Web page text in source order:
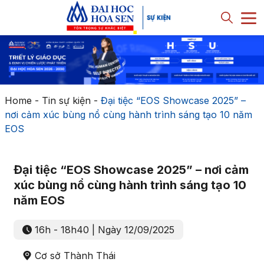
Home - Tin sự kiện- Đại tiệc “EOS Showcase 2025” –
nơi cảm xúc bùng nổ cùng hành trình sáng tạo 10 năm
EOS
Đại tiệc “EOS Showcase 2025” – nơi cảm
xúc bùng nổ cùng hành trình sáng tạo 10
năm EOS
16h - 18h40 | Ngày 12/09/2025
Cơ sở Thành Thái